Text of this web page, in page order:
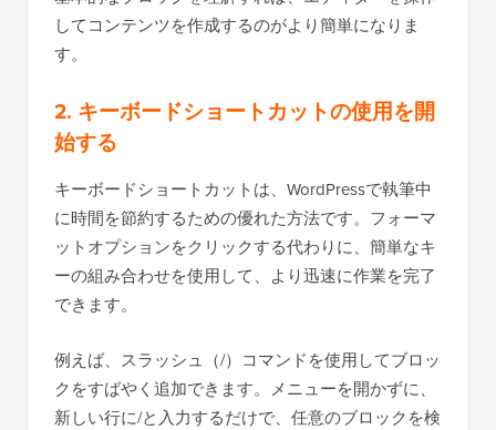
してコンテンツを作成するのがより簡単になりま
す。
2. キーボードショートカットの使用を開
始する
キーボードショートカットは、WordPressで執筆中
に時間を節約するための優れた方法です。フォーマ
ットオプションをクリックする代わりに、簡単なキ
ーの組み合わせを使用して、より迅速に作業を完了
できます。
例えば、スラッシュ（/）コマンドを使用してブロッ
クをすばやく追加できます。メニューを開かずに、
新しい行に/と入力するだけで、任意のブロックを検